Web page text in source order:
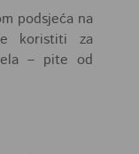
podsjeća na
koristiti za
– pite od